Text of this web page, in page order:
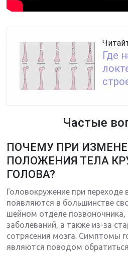
Где
Частые
ПОЧЕМУ ПРИ
ПОЛОЖЕНИЯ ТЕЛА
ГОЛОВА?
Головокружение при
появляются в большинстве
шейном отделе
заболеваний, а также из-за
сотрясения мозга. Симптомы
являются поводом обратиться